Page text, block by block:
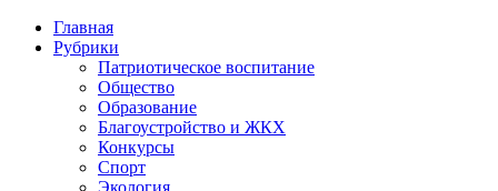
Главная
Рубрики
Патриотическое воспитание
Общество
Образование
Благоустройство и ЖКХ
Конкурсы
Спорт
Экология